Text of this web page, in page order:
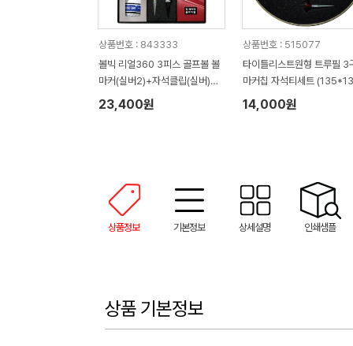
상품번호 : 843333
볼빅 리얼360 3피스 골프볼 볼
마커(실버2)+자석클립(실버)
+자석티(2)+골프타월 세트
23,400원
상품번호 : 515077
타이틀리스트원형 트루필 3
마커칩 자석티세트
45mm)
14,000원
상품정보 기본정보 상세설명 인쇄샘플
상품 기본정보